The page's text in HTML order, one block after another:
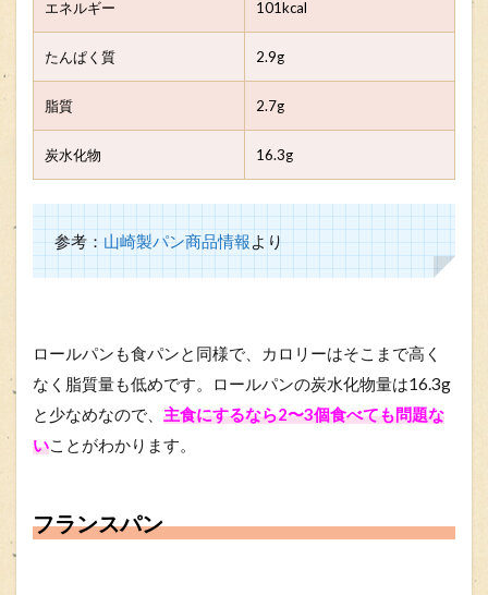
エネルギー 101kcal
たんぱく質 2.9g
脂質 2.7g
炭水化物 16.3g
参考：山崎製パン商品情報より
ロールパンも食パンと同様で、カロリーはそこまで高く
なく脂質量も低めです。ロールパンの炭水化物量は16.3g
と少なめなので、 主食にするなら2〜3個食べても問題な
いことがわかります。
フランスパン